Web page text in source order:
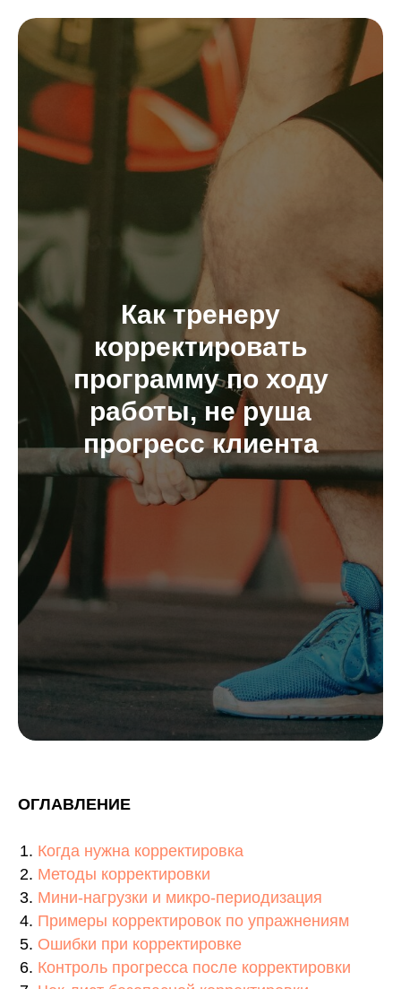
Как тренеру
корректировать
программу по ходу
работы, не руша
прогресс клиента
ОГЛАВЛЕНИЕ
Когда нужна корректировка
Методы корректировки
Мини-нагрузки и микро-периодизация
Примеры корректировок по упражнениям
Ошибки при корректировке
Контроль прогресса после корректировки